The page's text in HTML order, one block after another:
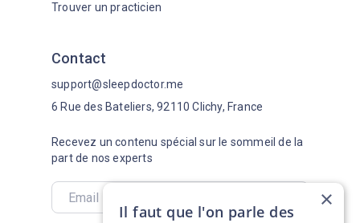
Contact
Trouver un practicien
Recevez un contenu spécial sur le sommeil de la
part de nos experts
support@sleepdoctor.me
6 Rue des Bateliers, 92110 Clichy, France
×
Il faut que l'on parle des